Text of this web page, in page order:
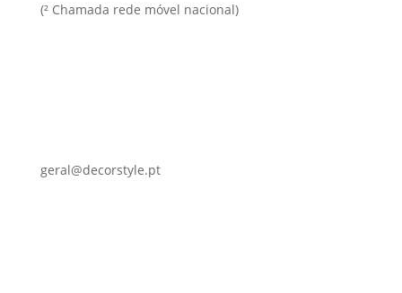
(² Chamada rede móvel nacional)
geral@decorstyle.pt